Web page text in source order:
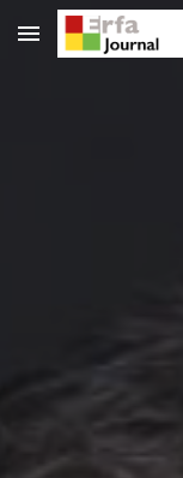
Skip to main content